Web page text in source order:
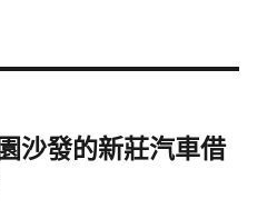
沙發的新莊汽車借